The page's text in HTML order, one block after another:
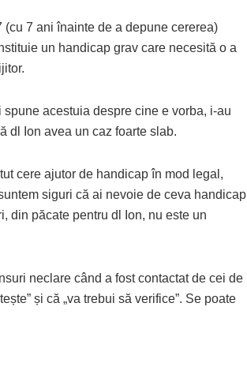
7 ani înainte de a depune cererea)
un handicap grav care necesită o a
acestuia despre cine e vorba, i-au
dl Ion avea un caz foarte slab.
cere ajutor de handicap în mod legal,
siguri că ai nevoie de ceva handicap
din păcate pentru dl Ion, nu este un
neclare când a fost contactat de cei de
și că „va trebui să verifice”. Se poate